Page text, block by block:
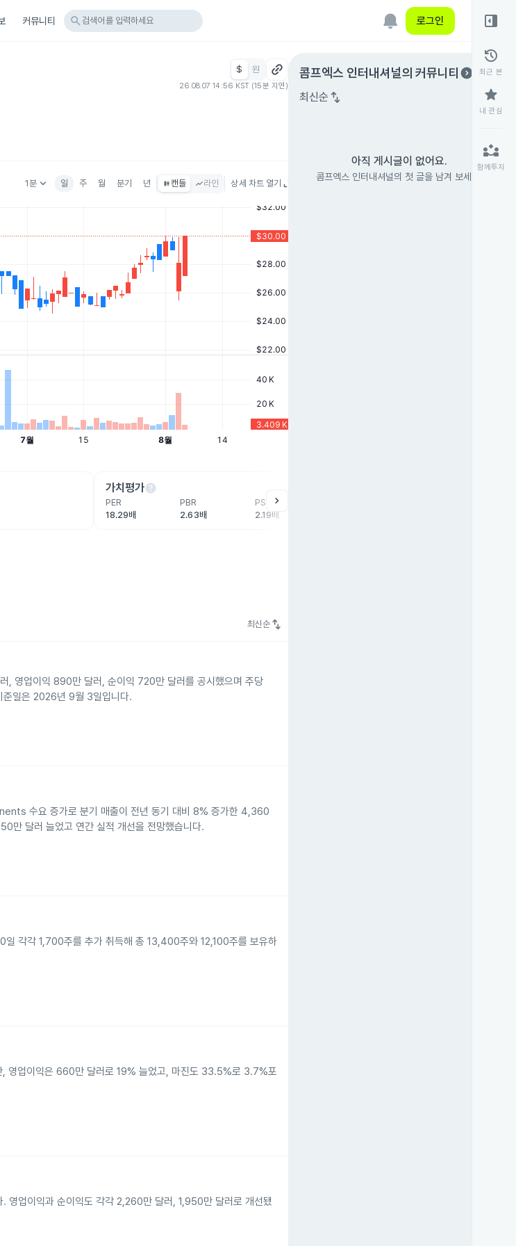
커뮤니티 search 검색어를 입력하세요 로그인
$ 원
26.08.07 14:56 KST (15분 지연)
1분keyboard_arrow_down 일 주 월 분기 년 캔들 라인 상세 차트 열기
가치평가help
PER
18.29배
PBR
2.63배
PSR
2.19배
chevron_right
최신순 swap_vert
영업이익 890만 달러, 순이익 720만 달러를 공시했으며 주당
준일은 2026년 9월 3일입니다.
수요 증가로 분기 매출이 전년 동기 대비 8% 증가한 4,360
만 달러 늘었고 연간 실적 개선을 전망했습니다.
각 1,700주를 추가 취득해 총 13,400주와 12,100주를 보유하
영업이익은 660만 달러로 19% 늘었고, 마진도 33.5%로 3.7%포
영업이익과 순이익도 각각 2,260만 달러, 1,950만 달러로 개선됐
콤프엑스 인터내셔널의 커뮤니티 expand_circle_right
최신순 swap_vert
아직 게시글이 없어요.
콤프엑스 인터내셔널의 첫 글을 남겨 보세요.
right_panel_open
history
최근 본
star
내 관심
partner_exchange
함께투자